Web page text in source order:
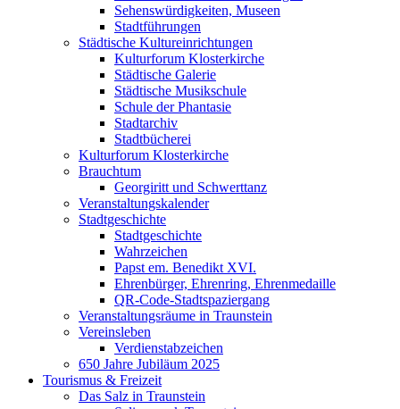
Sehenswürdigkeiten, Museen
Stadtführungen
Städtische Kultureinrichtungen
Kulturforum Klosterkirche
Städtische Galerie
Städtische Musikschule
Schule der Phantasie
Stadtarchiv
Stadtbücherei
Kulturforum Klosterkirche
Brauchtum
Georgiritt und Schwerttanz
Veranstaltungskalender
Stadtgeschichte
Stadtgeschichte
Wahrzeichen
Papst em. Benedikt XVI.
Ehrenbürger, Ehrenring, Ehrenmedaille
QR-Code-Stadtspaziergang
Veranstaltungsräume in Traunstein
Vereinsleben
Verdienstabzeichen
650 Jahre Jubiläum 2025
Tourismus & Freizeit
Das Salz in Traunstein